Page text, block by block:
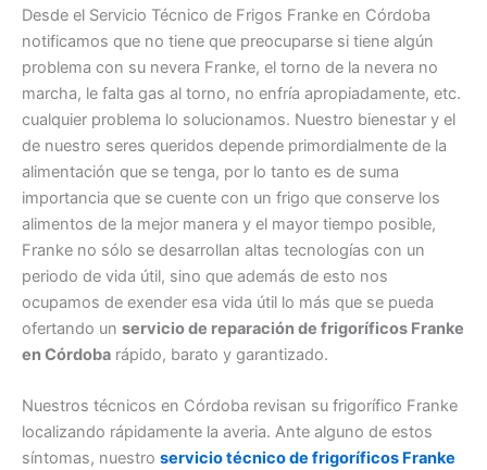
Desde el Servicio Técnico de Frigos Franke en Córdoba
notificamos que no tiene que preocuparse si tiene algún
problema con su nevera Franke, el torno de la nevera no
marcha, le falta gas al torno, no enfría apropiadamente, etc.
cualquier problema lo solucionamos. Nuestro bienestar y el
de nuestro seres queridos depende primordialmente de la
alimentación que se tenga, por lo tanto es de suma
importancia que se cuente con un frigo que conserve los
alimentos de la mejor manera y el mayor tiempo posible,
Franke no sólo se desarrollan altas tecnologías con un
periodo de vida útil, sino que además de esto nos
ocupamos de exender esa vida útil lo más que se pueda
ofertando un servicio de reparación de frigoríficos Franke
en Córdoba rápido, barato y garantizado.
Nuestros técnicos en Córdoba revisan su frigorífico Franke
localizando rápidamente la averia. Ante alguno de estos
síntomas, nuestro servicio técnico de frigoríficos Franke